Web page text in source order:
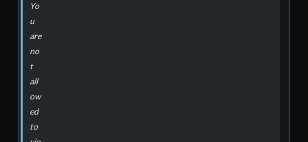
Yo
u
are
no
t
all
ow
ed
to